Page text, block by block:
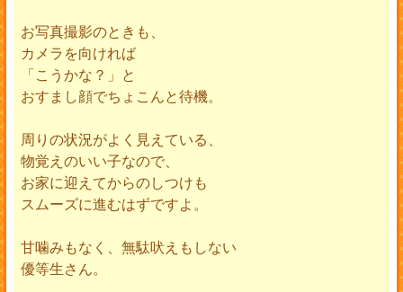
お写真撮影のときも、
カメラを向ければ
「こうかな？」と
おすまし顔でちょこんと待機。
周りの状況がよく見えている、
物覚えのいい子なので、
お家に迎えてからのしつけも
スムーズに進むはずですよ。
甘噛みもなく、無駄吠えもしない
優等生さん。